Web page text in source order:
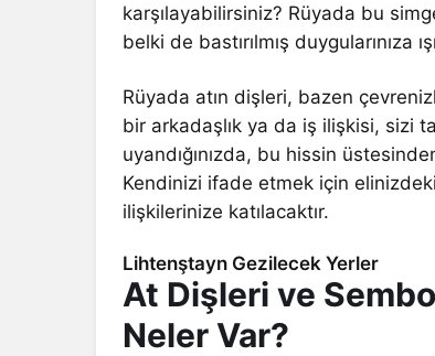
karşılayabilirsiniz? Rüyada bu
belki de bastırılmış duygularınıza
Rüyada atın dişleri, bazen
bir arkadaşlık ya da iş ilişkisi, sizi
uyandığınızda, bu hissin
Kendinizi ifade etmek için
ilişkilerinize katılacaktır.
Lihtenştayn Gezilecek Yerler
At Dişleri ve
Neler Var?